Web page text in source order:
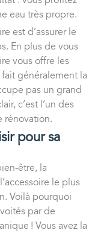
eau très propre.
est d’assurer le
En plus de vous
vous offre les
généralement la
pas un grand
c’est l’un des
rénovation.
pour sa
être, la
le plus
Voilà pourquoi
par de
! Vous avez la